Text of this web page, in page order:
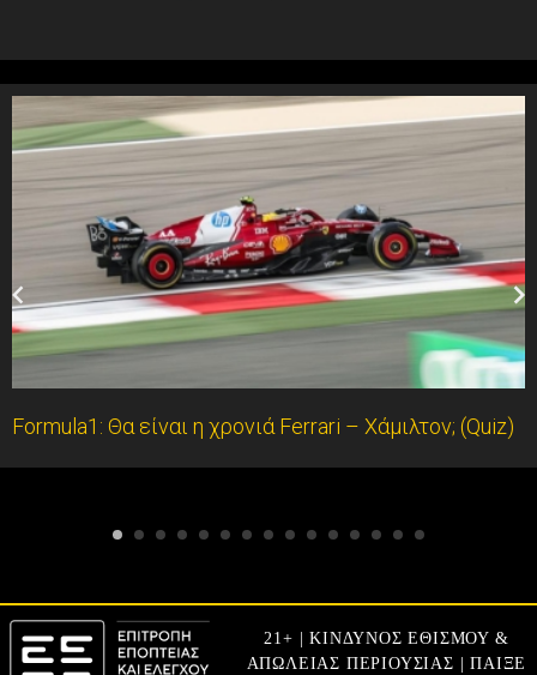
Formula1: Θα είναι η χρονιά Ferrari – Χάμιλτον; (Quiz)
21+ | ΚΙΝΔΥΝΟΣ ΕΘΙΣΜΟΥ &
ΑΠΩΛΕΙΑΣ ΠΕΡΙΟΥΣΙΑΣ | ΠΑΙΞΕ